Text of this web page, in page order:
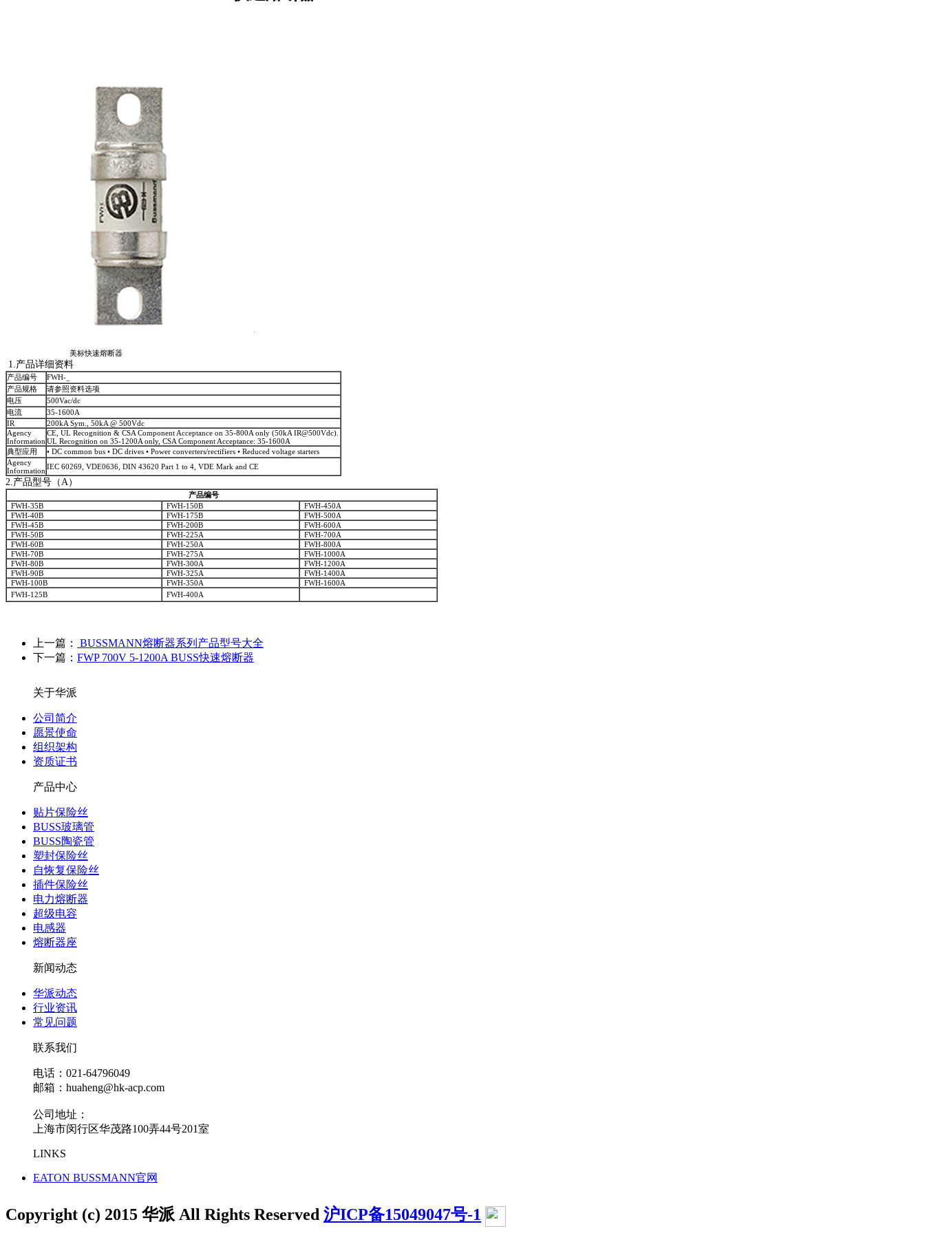
美标快速熔断器
1.产品详细资料
产品编号
FWH-_
产品规格
请参照资料选项
电压
500Vac/dc
电流
35-1600A
IR
200kA Sym., 50kA @ 500Vdc
Agency
Information
CE, UL Recognition & CSA Component Acceptance on 35-800A only (50kA IR@500Vdc).
UL Recognition on 35-1200A only, CSA Component Acceptance: 35-1600A
典型应用
• DC common bus • DC drives • Power converters/rectifiers • Reduced voltage starters
Agency
Information IEC 60269, VDE0636, DIN 43620 Part 1 to 4, VDE Mark and CE
2.产品型号（A）
产品编号
FWH-35B
FWH-150B
FWH-450A
FWH-40B
FWH-175B
FWH-500A
FWH-45B
FWH-200B
FWH-600A
FWH-50B
FWH-225A
FWH-700A
FWH-60B
FWH-250A
FWH-800A
FWH-70B
FWH-275A
FWH-1000A
FWH-80B
FWH-300A
FWH-1200A
FWH-90B
FWH-325A
FWH-1400A
FWH-100B
FWH-350A
FWH-1600A
FWH-125B
FWH-400A
上一篇：
BUSSMANN熔断器系列产品型号大全
下一篇： FWP 700V 5-1200A BUSS快速熔断器
关于华派
公司简介
愿景使命
组织架构
资质证书
产品中心
贴片保险丝
BUSS玻璃管
BUSS陶瓷管
塑封保险丝
自恢复保险丝
插件保险丝
电力熔断器
超级电容
电感器
熔断器座
新闻动态
华派动态
行业资讯
常见问题
联系我们
电话：021-64796049
邮箱：huaheng@hk-acp.com
公司地址：
上海市闵行区华茂路100弄44号201室
LINKS
EATON BUSSMANN官网
Copyright (c) 2015 华派 All Rights Reserved 沪ICP备15049047号-1